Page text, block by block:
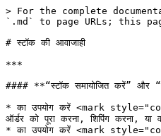
> For the complete
`.md` to page URLs; this
# स्टॉक की आवाजाही
***
#### **“स्टॉक समायोजित करें” और
* का उपयोग करें <mark
ऑर्डर को पूरा करना, शिपिंग करना, या
* का उपयोग करें <mark